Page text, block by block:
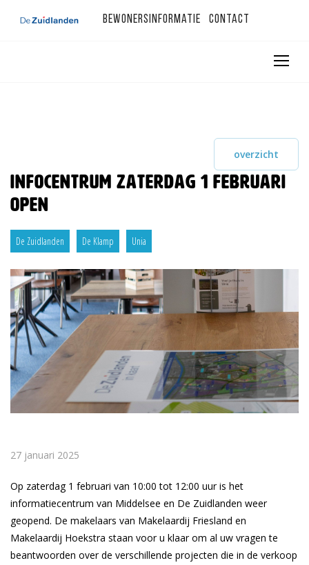
Bewonersinformatie Contact
overzicht
Infocentrum zaterdag 1 februari
open
De Zuidlanden De Klamp Unia
27 januari 2025
Op zaterdag 1 februari van 10:00 tot 12:00 uur is het
informatiecentrum van Middelsee en De Zuidlanden weer
geopend. De makelaars van Makelaardij Friesland en
Makelaardij Hoekstra staan voor u klaar om al uw vragen te
beantwoorden over de verschillende projecten die in de verkoop